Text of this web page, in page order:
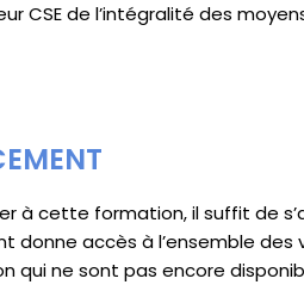
CSE de l’intégralité des
à cette formation, il suffit de
donne accès à l’ensemble des
qui ne sont pas encore